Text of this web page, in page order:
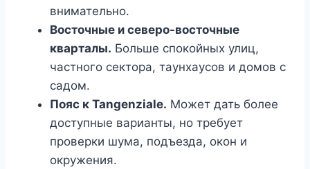
внимательно.
Восточные и северо-восточные
кварталы. Больше спокойных улиц,
частного сектора, таунхаусов и домов с
садом.
Пояс к Tangenziale. Может дать более
доступные варианты, но требует
проверки шума, подъезда, окон и
окружения.